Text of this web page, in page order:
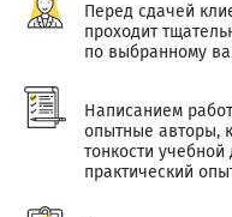
Перед сдачей
проходит
по выбранному
Написанием
опытные авторы,
тонкости
практический